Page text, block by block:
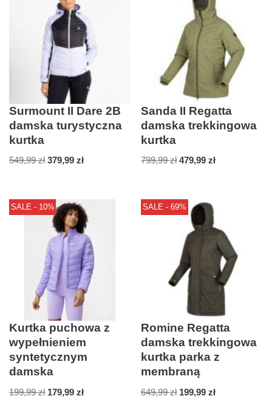
Surmount II Dare 2B
damska turystyczna
kurtka
549,99zł 379,99 zł
Sanda II Regatta
damska trekkingowa
kurtka
799,99zł 479,99zł
SALE - 10%
Kurtka puchowa z
wypełnieniem
syntetycznym
damska
199,99zł 179,99 zł
SALE - 69%
Romine Regatta
damska trekkingowa
kurtka parka z
membraną
649,99zł 199,99zł